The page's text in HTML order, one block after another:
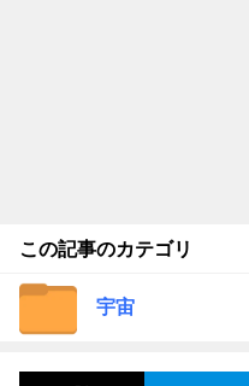
この記事のカテゴリ
宇宙